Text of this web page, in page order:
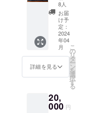
タオ
ル、
キーホ
ルダー
※チーム
タオル
綿100%
200mm
x1100
mm
8人
お届
け予
定：
2024
年04
月
詳細を見る
こ
の
リ
タ
ー
ン
を
選
択
す
る
20,
000 円